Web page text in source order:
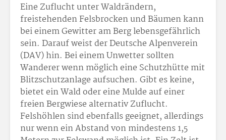
Eine Zuflucht unter Waldrändern,
freistehenden Felsbrocken und Bäumen kann
bei einem Gewitter am Berg lebensgefährlich
sein. Darauf weist der Deutsche Alpenverein
(DAV) hin. Bei einem Unwetter sollten
Wanderer wenn möglich eine Schutzhütte mit
Blitzschutzanlage aufsuchen. Gibt es keine,
bietet ein Wald oder eine Mulde auf einer
freien Bergwiese alternativ Zuflucht.
Felshöhlen sind ebenfalls geeignet, allerdings
nur wenn ein Abstand von mindestens 1,5